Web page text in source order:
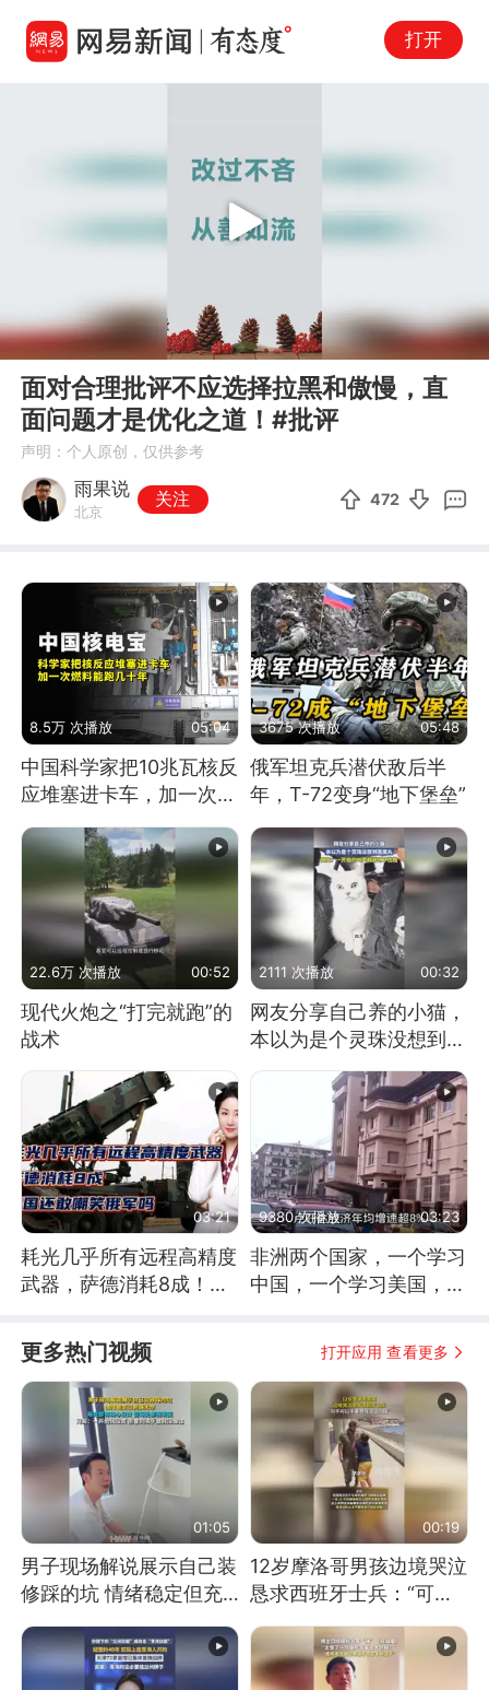
打开
00:00 02:27
Play
面对合理批评不应选择拉黑和傲慢，直
面问题才是优化之道！#批评
声明：个人原创，仅供参考
雨果说
北京
关注 472
8.5万 次播放 05:04
中国科学家把10兆瓦核反
应堆塞进卡车，加一次燃
3675 次播放 05:48
俄军坦克兵潜伏敌后半
年，T-72变身“地下堡垒”
22.6万 次播放 00:52
现代火炮之“打完就跑”的
战术
2111 次播放 00:32
网友分享自己养的小猫，
本以为是个灵珠没想到是
03:21
耗光几乎所有远程高精度
武器，萨德消耗8成！美
9380 次播放 03:23
非洲两个国家，一个学习
中国，一个学习美国，结
更多热门视频 打开应用 查看更多
01:05
男子现场解说展示自己装
修踩的坑 情绪稳定但充
计 但每处都有瑕疵 网
友：一开始我没笑 但看
00:19
12岁摩洛哥男孩边境哭泣
恳求西班牙士兵：“可不